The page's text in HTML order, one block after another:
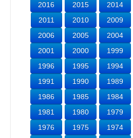
2016
2015 2014
2011
2010 2009
2006
2005 2004
2001
2000 1999
1996
1995 1994
1991
1990 1989
1986
1985 1984
1981
1980 1979
1976
1975 1974